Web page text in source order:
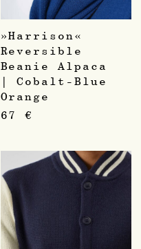
»Harrison«
Reversible
Beanie Alpaca
| Cobalt-Blue
Orange
67€